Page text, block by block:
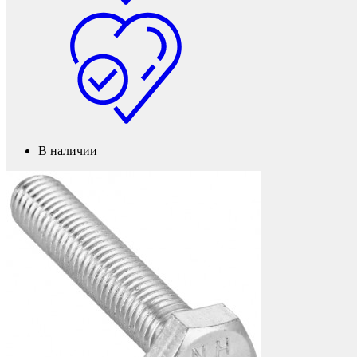
Защита фанеры, ДСП, коробок
В наличии